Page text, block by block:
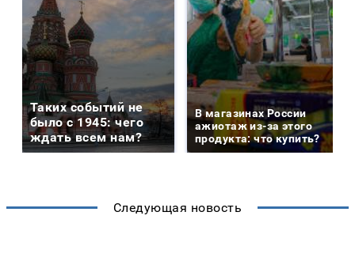
Таких событий не
было с 1945: чего
ждать всем нам?
В магазинах России
ажиотаж из-за этого
продукта: что купить?
Следующая новость